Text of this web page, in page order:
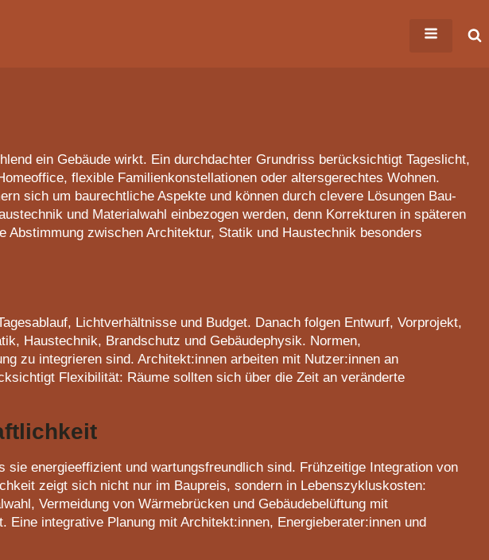
ein Gebäude wirkt. Ein durchdachter Grundriss berücksichtigt Tageslicht,
flexible Familienkonstellationen oder altersgerechtes Wohnen.
sich um baurechtliche Aspekte und können durch clevere Lösungen Bau-
und Materialwahl einbezogen werden, denn Korrekturen in späteren
zwischen Architektur, Statik und Haustechnik besonders
Lichtverhältnisse und Budget. Danach folgen Entwurf, Vorprojekt,
Haustechnik, Brandschutz und Gebäudephysik. Normen,
zu integrieren sind. Architekt:innen arbeiten mit Nutzer:innen an
Flexibilität: Räume sollten sich über die Zeit an veränderte
energieeffizient und wartungsfreundlich sind. Frühzeitige Integration von
zeigt sich nicht nur im Baupreis, sondern in Lebenszykluskosten:
Vermeidung von Wärmebrücken und Gebäudebelüftung mit
integrative Planung mit Architekt:innen, Energieberater:innen und